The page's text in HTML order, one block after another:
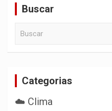
Buscar
Categorias
☁️ Clima